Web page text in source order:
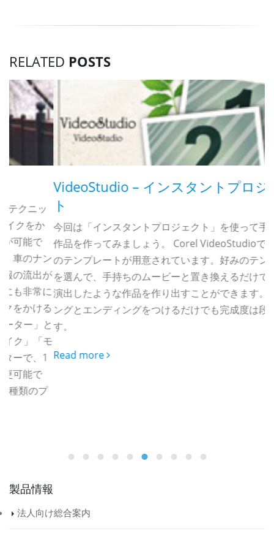
RELATED POSTS
VideoStudio – インスタントプロジェク
ト
今回は「インスタントプロジェクト」を使って手軽に動画
作品を作ってみましょう。 Corel VideoStudioでは、多く
のテンプレートが用意されています。好みのテンプレート
を選んで、手持ちのムービーと置き換えるだけで、プロが
演出したような作品を作り出すことができます。オープニ
ングとエンディングをつけるだけでも完成度は段違いで
す。
Read more
製品情報
法人向け総合案内